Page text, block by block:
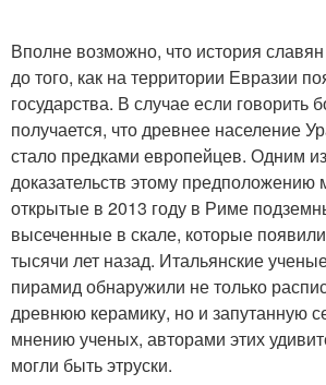
Вполне возможно, что история
до того, как на территории Евразии
государства. В случае если говорить
получается, что древнее население
стало предками европейцев. Одним
доказательств этому предположению
открытые в 2013 году в Риме
высеченные в скале, которые
тысячи лет назад. Итальянские
пирамид обнаружили не только
древнюю керамику, но и запутанную
мнению ученых, авторами этих
могли быть этруски.